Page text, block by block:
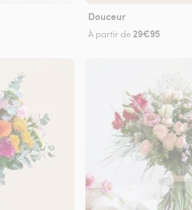
Douceur
À partir de 29€95